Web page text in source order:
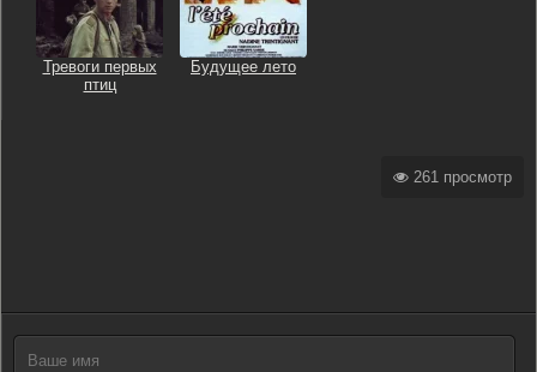
Тревоги первых
птиц
Будущее лето
261 просмотр